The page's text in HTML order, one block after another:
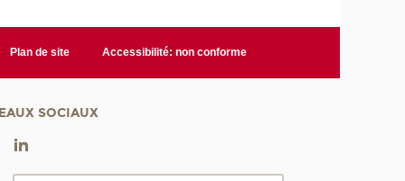
Plan de site Accessibilité: non conforme
SOCIAUX